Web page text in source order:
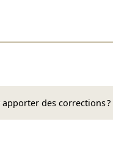
des corrections ?